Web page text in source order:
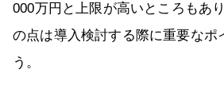
000万円と上限が高いところもあ
の点は導入検討する際に重要なポ
う。